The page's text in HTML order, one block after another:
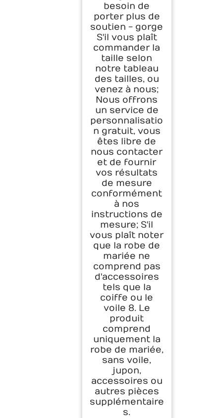
besoin de
porter plus de
soutien - gorge
S'il vous plaît
commander la
taille selon
notre tableau
des tailles, ou
venez à nous;
Nous offrons
un service de
personnalisatio
n gratuit, vous
êtes libre de
nous contacter
et de fournir
vos résultats
de mesure
conformément
à nos
instructions de
mesure; S'il
vous plaît noter
que la robe de
mariée ne
comprend pas
d'accessoires
tels que la
coiffe ou le
voile 8. Le
produit
comprend
uniquement la
robe de mariée,
sans voile,
jupon,
accessoires ou
autres pièces
supplémentaire
s.